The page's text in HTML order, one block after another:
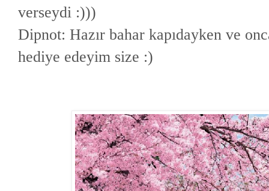
verseydi :)))
Dipnot: Hazır bahar kapıdayken ve
hediye edeyim size :)